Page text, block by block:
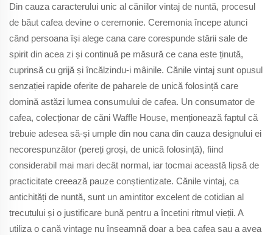
Din cauza caracterului unic al căniilor vintaj de nuntă, procesul
de băut cafea devine o ceremonie. Ceremonia începe atunci
când persoana își alege cana care corespunde stării sale de
spirit din acea zi și continuă pe măsură ce cana este ținută,
cuprinsă cu grijă și încălzindu-i mâinile. Cănile vintaj sunt opusul
senzației rapide oferite de paharele de unică folosință care
domină astăzi lumea consumului de cafea. Un consumator de
cafea, colecționar de căni Waffle House, menționează faptul că
trebuie adesea să-și umple din nou cana din cauza designului ei
necorespunzător (pereți groși, de unică folosință), fiind
considerabil mai mari decât normal, iar tocmai această lipsă de
practicitate creează pauze conștientizate. Cănile vintaj, ca
antichități de nuntă, sunt un amintitor excelent de cotidian al
trecutului și o justificare bună pentru a încetini ritmul vieții. A
utiliza o cană vintage nu înseamnă doar a bea cafea sau a avea